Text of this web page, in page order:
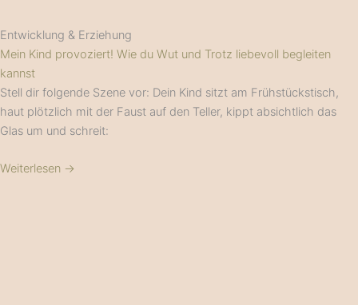
Entwicklung & Erziehung
Mein Kind provoziert! Wie du Wut und Trotz liebevoll begleiten
kannst
Stell dir folgende Szene vor: Dein Kind sitzt am Frühstückstisch,
haut plötzlich mit der Faust auf den Teller, kippt absichtlich das
Glas um und schreit:
Weiterlesen →